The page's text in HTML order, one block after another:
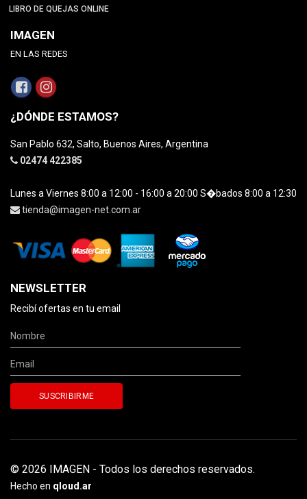
LIBRO DE QUEJAS ONLINE
IMAGEN
EN LAS REDES
¿DÓNDE ESTAMOS?
San Pablo 632, Salto, Buenos Aires, Argentina
02474 422385
Lunes a Viernes 8:00 a 12:00 - 16:00 a 20:00 S�bados 8:00 a 12:30
tienda@imagen-net.com.ar
NEWSLETTER
Recibí ofertas en tu email
© 2026 IMAGEN - Todos los derechos reservados.
Hecho en qloud.ar